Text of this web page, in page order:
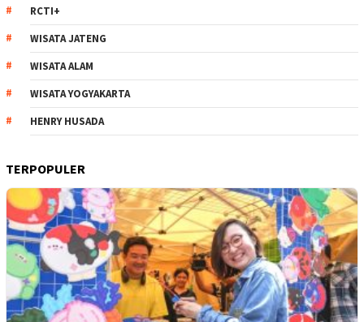
RCTI+
WISATA JATENG
WISATA ALAM
WISATA YOGYAKARTA
HENRY HUSADA
TERPOPULER